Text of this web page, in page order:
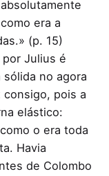
era a
(p. 15)
Julius é
no agora
consigo, pois a
elástico:
o era toda
Havia
de Colombo